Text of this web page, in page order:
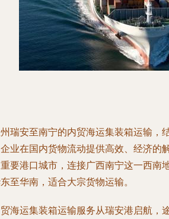
瑞安至南宁的内贸海运集装箱运输，
业在国内货物流动提供高效、经济的
要港口城市，连接广西南宁这一西南
至华南，适合大宗货物运输。
海运集装箱运输服务从瑞安港启航，